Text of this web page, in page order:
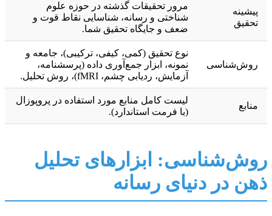
پیشینه
تحقیق
مرور تحقیقات گذشته در حوزه علوم
شناختی و رسانه، شناسایی نقاط قوت و
ضعف و جایگاه تحقیق شما.
روش‌شناسی
نوع تحقیق (کمی، کیفی، ترکیبی)، جامعه و
نمونه، ابزار جمع‌آوری داده (پرسشنامه،
آزمایش، ردیابی چشم، fMRI)، روش تحلیل.
منابع
لیست کامل منابع مورد استفاده در پروپوزال
(با فرمت استاندارد).
روش‌شناسی: ابزارهای تحلیل
ذهن در دنیای رسانه